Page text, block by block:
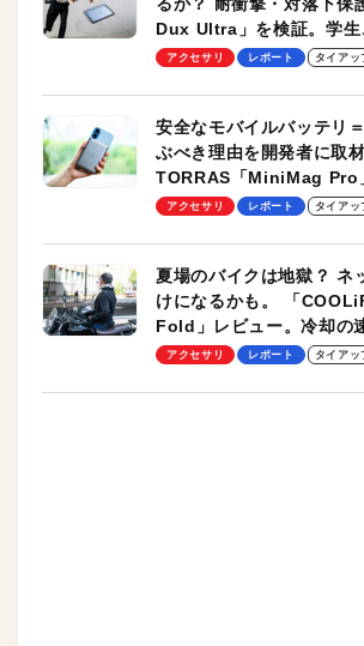
るか？ 耐衝撃・対落下保
Dux Ultra」を検証。学生
のモバイルユースに最適
アクセサリ レポート タイアッ
安全なモバイルバッテリ
ぶべき理由を開発者に取材
TORRAS「MiniMag Pro
ーも
アクセサリ レポート タイアッ
夏場のバイクは地獄？ ネ
けになるかも。 「
Fold」レビュー。冷却の
却プレート、シンプルな
アクセサリ レポート タイアッ